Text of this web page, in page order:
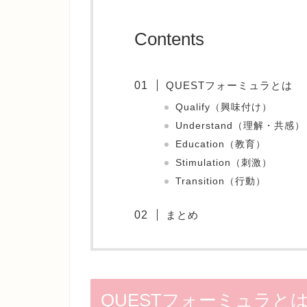
Contents
QUESTフォーミュラとは
Qualify（興味付け）
Understand（理解・共感）
Education（教育）
Stimulation（刺激）
Transition（行動）
まとめ
QUESTフォーミュラとは